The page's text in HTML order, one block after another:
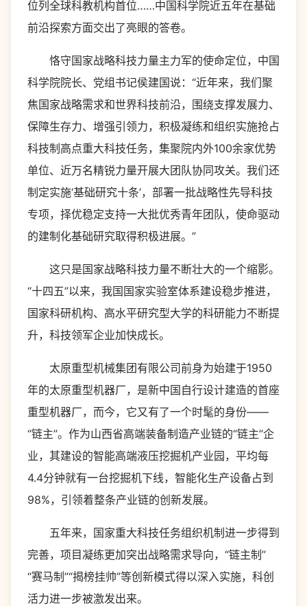
位列全球科教机构首位……中国科学院近五年在基础
前沿探索方面交出了亮眼的答卷。
恪守国家战略科技力量主力军的使命定位，中国
科学院院长、党组书记侯建国说：“近年来，我们聚
焦国家战略需求和世界科技前沿，围绕支撑发展力、
保障生存力、增强引领力，积极凝练和组织实施抢占
科技制高点重大科技任务，集聚院内外100余家优势
单位、近万名精锐力量开展大团队协同攻关。我们还
制定实施‘基础研究十条’，部署一批战略性先导科技
专项，择优稳定支持一大批优秀青年团队，使命驱动
的建制化基础研究取得积极进展。”
这只是国家战略科技力量不断壮大的一个缩影。
“十四五”以来，我国国家实验室体系建设稳步推进，
国家科研机构、高水平研究型大学的科研能力不断提
升，科技领军企业加快成长。
太原重型机械集团有限公司前身为始建于1950
年的太原重型机器厂，是新中国自行设计建造的首座
重型机器厂，而今，它又有了一个时髦的身份——
“链主”。作为山西省高端装备制造产业链的“链主”企
业，其建设的智能高端液压挖掘机产业园，平均每
4.4分钟就有一台挖掘机下线，智能化生产设备占到
98%，引领着整条产业链的创新发展。
五年来，国家重大科技任务组织机制进一步得到
完善，项目凝练更加突出战略需求导向，“链主制”
“赛马制”“揭榜挂帅”等创新模式得以深入实施，科创
活力进一步被激发出来。